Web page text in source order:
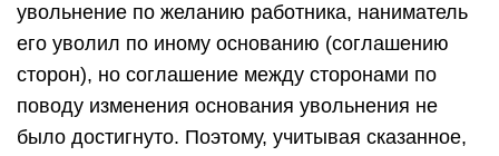
увольнение по желанию работника, наниматель
его уволил по иному основанию (соглашению
сторон), но соглашение между сторонами по
поводу изменения основания увольнения не
было достигнуто. Поэтому, учитывая сказанное,